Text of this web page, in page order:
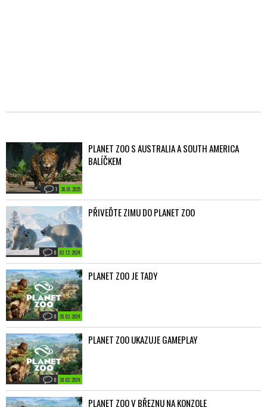
30. 01. 2025
1
PLANET ZOO S AUSTRALIA A SOUTH AMERICA
BALÍČKEM
03. 12. 2024
0
PŘIVEĎTE ZIMU DO PLANET ZOO
26. 03. 2024
0
PLANET ZOO JE TADY
20. 02. 2024
0
PLANET ZOO UKAZUJE GAMEPLAY
PLANET ZOO V BŘEZNU NA KONZOLE